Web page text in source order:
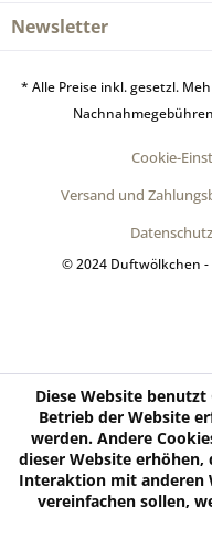
Newsletter
* Alle Preise inkl. gesetzl.
Cookie-
Versand und
Datenschutz
© 2024 Duftwölkchen -
Diese Website
Betrieb der Website
werden. Andere
dieser Website
Interaktion mit anderen
vereinfachen sollen,